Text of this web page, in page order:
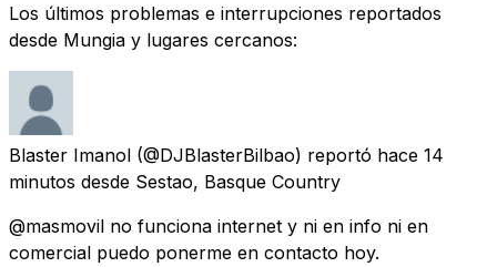
Los últimos problemas e interrupciones reportados
desde Mungia y lugares cercanos:
Blaster Imanol (@DJBlasterBilbao) reportó hace 14
minutos desde Sestao, Basque Country
@masmovil no funciona internet y ni en info ni en
comercial puedo ponerme en contacto hoy.